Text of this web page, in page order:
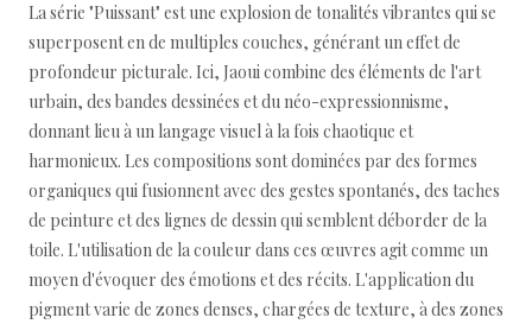
La série "Puissant" est une explosion de tonalités vibrantes qui se
superposent en de multiples couches, générant un effet de
profondeur picturale. Ici, Jaoui combine des éléments de l'art
urbain, des bandes dessinées et du néo-expressionnisme,
donnant lieu à un langage visuel à la fois chaotique et
harmonieux. Les compositions sont dominées par des formes
organiques qui fusionnent avec des gestes spontanés, des taches
de peinture et des lignes de dessin qui semblent déborder de la
toile. L'utilisation de la couleur dans ces œuvres agit comme un
moyen d'évoquer des émotions et des récits. L'application du
pigment varie de zones denses, chargées de texture, à des zones